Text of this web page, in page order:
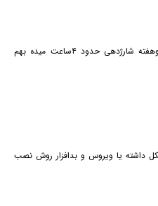
سلام من گوشی شیائومی خریدم بعد دوهفته شارژدهی حدود ۴ساعت میده بهم
داشته یا ویروس و بدافزار روش نصب